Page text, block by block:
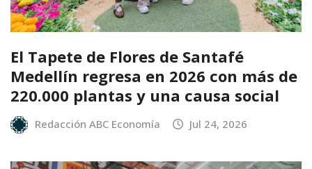
El Tapete de Flores de Santafé
Medellín regresa en 2026 con más de
220.000 plantas y una causa social
Redacción ABC Economía Jul 24, 2026